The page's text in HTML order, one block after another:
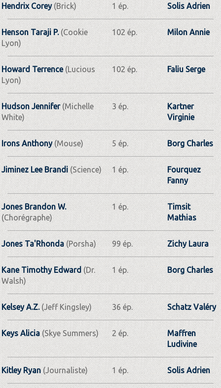
Hendrix Corey(Brick) 1 ép. Solis Adrien
Henson Taraji P.(Cookie
Lyon)
102 ép. Milon Annie
Howard Terrence(Lucious
Lyon)
102 ép. Faliu Serge
Hudson Jennifer(Michelle
White)
3 ép.
Kartner
Virginie
Irons Anthony(Mouse) 5 ép. Borg Charles
Jiminez Lee Brandi (Science) 1 ép.
Fourquez
Fanny
Jones Brandon W.
(Chorégraphe)
1 ép.
Timsit
Mathias
Jones Ta'Rhonda(Porsha) 99 ép. Zichy Laura
Kane Timothy Edward(Dr.
Walsh)
1 ép. Borg Charles
Kelsey A.Z. (Jeff Kingsley) 36 ép. Schatz Valéry
Keys Alicia (Skye Summers) 2 ép.
Maffren
Ludivine
Kitley Ryan(Journaliste) 1 ép. Solis Adrien